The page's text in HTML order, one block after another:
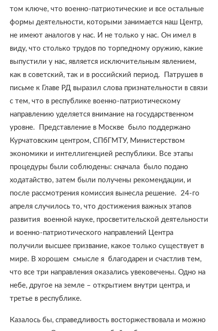
том ключе, что военно-патриотические и все остальные
формы деятельности, которыми занимается наш Центр,
не имеют аналогов у нас. И не только у нас. Он имел в
виду, что столько трудов по торпедному оружию, какие
выпустили у нас, является исключительным явлением,
как в советский, так и в российский период.
Патрушев в
письме к Главе РД выразил слова признательности в связи
с тем, что в республике военно-патриотическому
направлению уделяется внимание на государственном
уровне.
Представление в Москве было поддержано
Курчатовским центром, СПбГМТУ, Министерством
экономики и интеллигенцией республики. Все этапы
процедуры были соблюдены: сначала было подано
ходатайство, затем были получены рекомендации, и
после рассмотрения комиссия вынесла решение. 24-го
апреля случилось то, что достижения важных этапов
развития военной науке, просветительской деятельности
и военно-патриотического направлений Центра
получили высшее призвание, какое только существует в
мире. В хорошем смысле я благодарен и счастлив тем,
что все три направления оказались увековечены. Одно на
небе, другое на земле – открытием внутри центра, и
третье в республике.
Казалось бы, справедливость восторжествовала и можно